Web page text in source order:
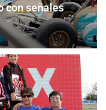
con señales